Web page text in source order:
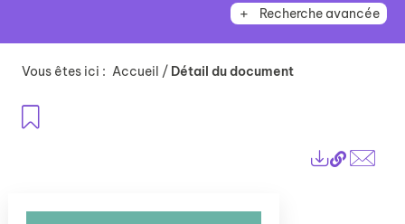
Recherche avancée
Vous êtes ici : Accueil / Détail du document
Lien